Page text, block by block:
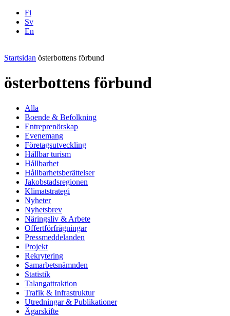
Fi
Sv
En
Startsidan österbottens förbund
österbottens förbund
Alla
Boende & Befolkning
Entreprenörskap
Evenemang
Företagsutveckling
Hållbar turism
Hållbarhet
Hållbarhetsberättelser
Jakobstadsregionen
Klimatstrategi
Nyheter
Nyhetsbrev
Näringsliv & Arbete
Offertförfrågningar
Pressmeddelanden
Projekt
Rekrytering
Samarbetsnämnden
Statistik
Talangattraktion
Trafik & Infrastruktur
Utredningar & Publikationer
Ägarskifte